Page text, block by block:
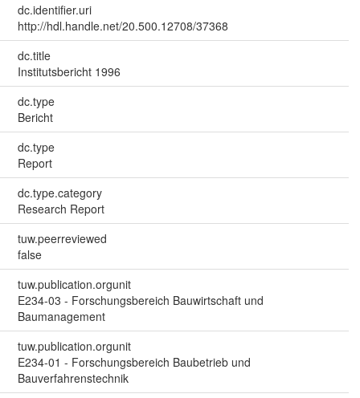
dc.identifier.uri
http://hdl.handle.net/20.500.12708/37368
dc.title
Institutsbericht 1996
dc.type
Bericht
dc.type
Report
dc.type.category
Research Report
tuw.peerreviewed
false
tuw.publication.orgunit
E234-03 - Forschungsbereich Bauwirtschaft und
Baumanagement
tuw.publication.orgunit
E234-01 - Forschungsbereich Baubetrieb und
Bauverfahrenstechnik